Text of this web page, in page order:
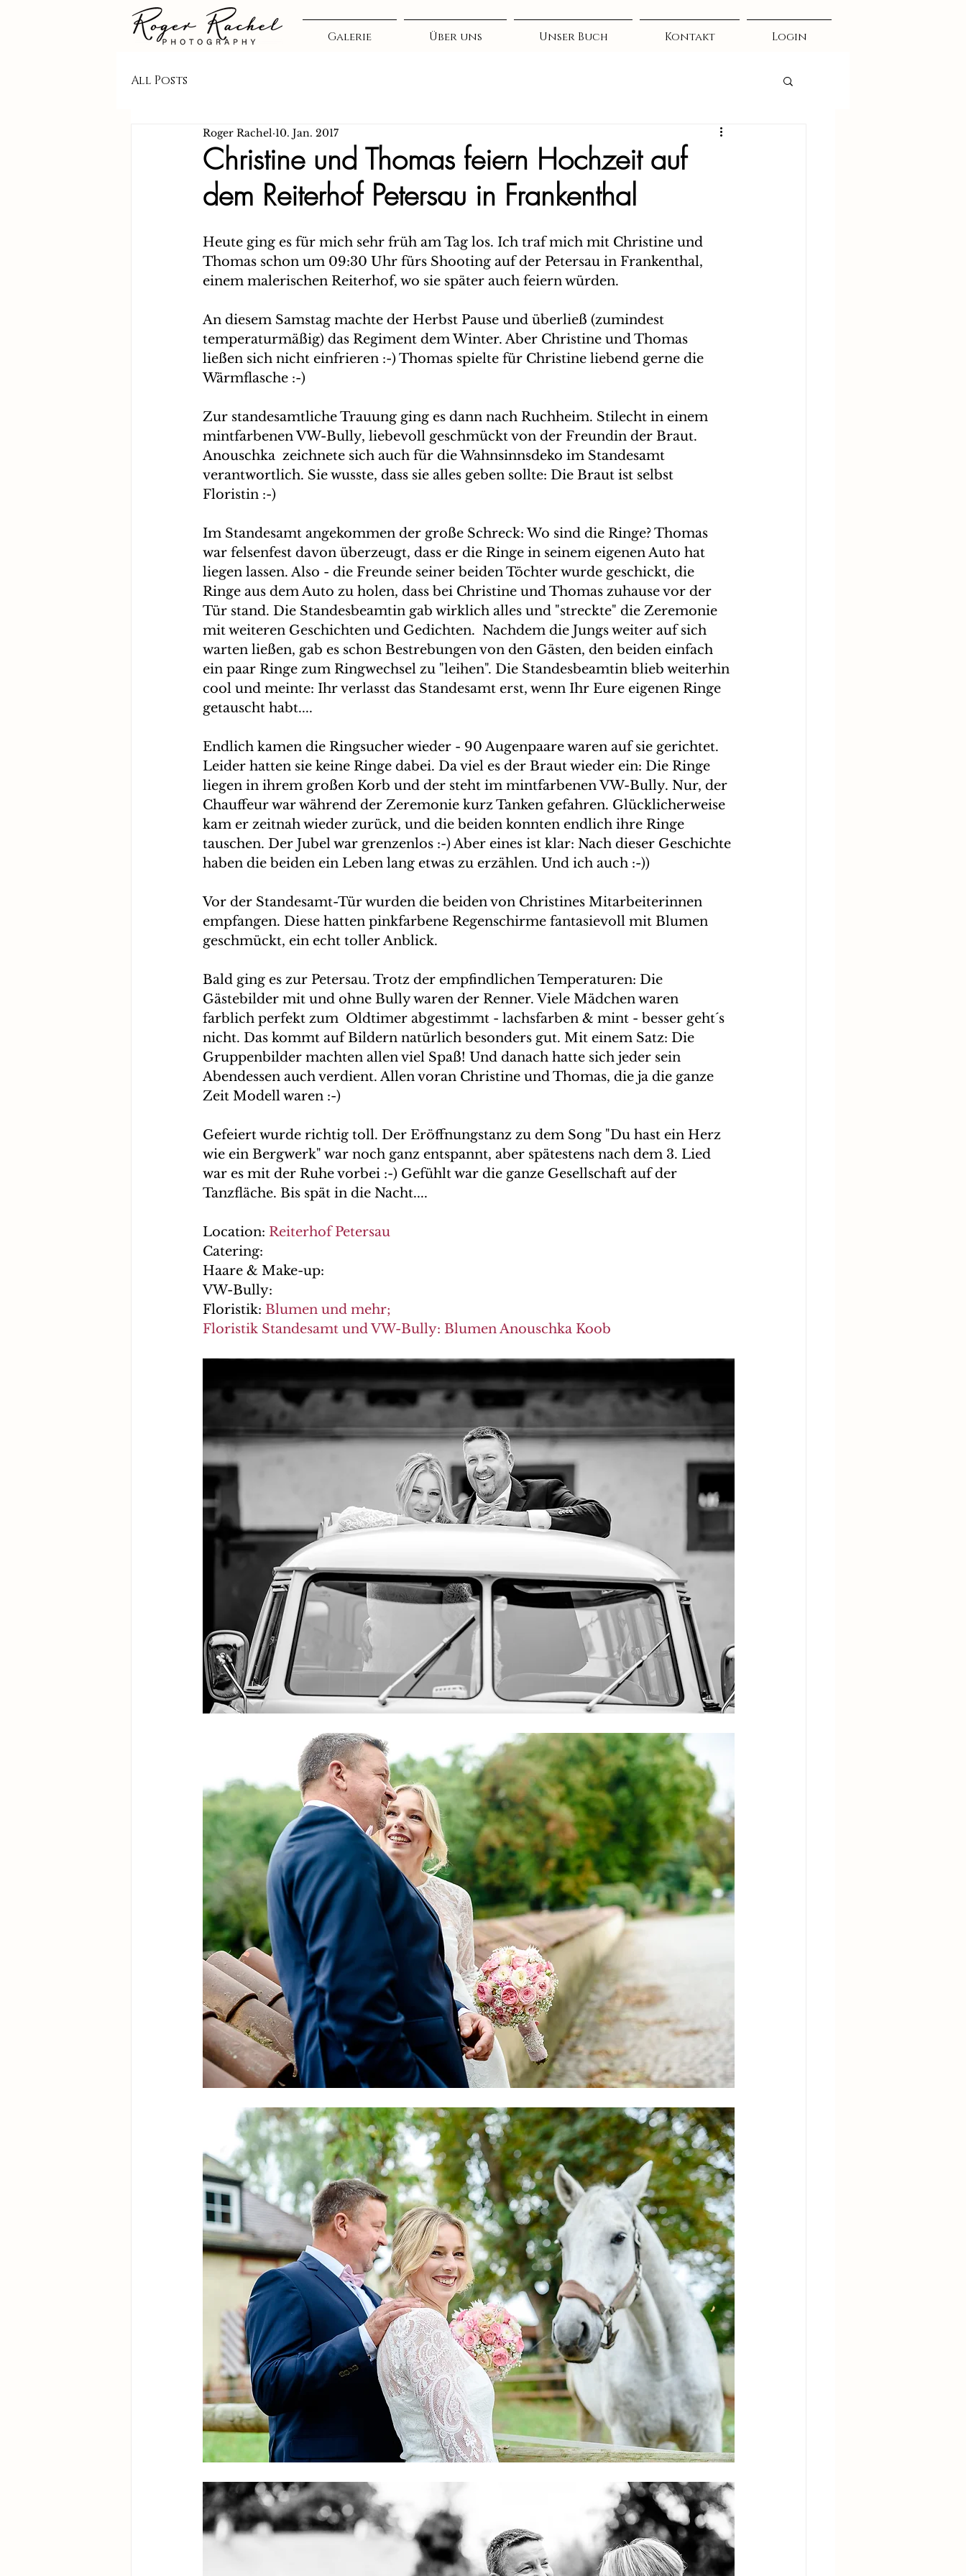
Galerie Über uns Unser Buch Kontakt Login
All Posts
Christine und Thomas feiern Hochzeit auf
dem Reiterhof Petersau in Frankenthal
Roger Rachel 10. Jan. 2017
Heute ging es für mich sehr früh am Tag los. Ich traf mich mit Christine und
Thomas schon um 09:30 Uhr fürs Shooting auf der Petersau in Frankenthal,
einem malerischen Reiterhof, wo sie später auch feiern würden.
An diesem Samstag machte der Herbst Pause und überließ (zumindest
temperaturmäßig) das Regiment dem Winter. Aber Christine und Thomas
ließen sich nicht einfrieren :-) Thomas spielte für Christine liebend gerne die
Wärmflasche :-)
Zur standesamtliche Trauung ging es dann nach Ruchheim. Stilecht in einem
mintfarbenen VW-Bully, liebevoll geschmückt von der Freundin der Braut.
Anouschka  zeichnete sich auch für die Wahnsinnsdeko im Standesamt
verantwortlich. Sie wusste, dass sie alles geben sollte: Die Braut ist selbst
Floristin :-)
Im Standesamt angekommen der große Schreck: Wo sind die Ringe? Thomas
war felsenfest davon überzeugt, dass er die Ringe in seinem eigenen Auto hat
liegen lassen. Also - die Freunde seiner beiden Töchter wurde geschickt, die
Ringe aus dem Auto zu holen, dass bei Christine und Thomas zuhause vor der
Tür stand. Die Standesbeamtin gab wirklich alles und "streckte" die Zeremonie
mit weiteren Geschichten und Gedichten.  Nachdem die Jungs weiter auf sich
warten ließen, gab es schon Bestrebungen von den Gästen, den beiden einfach
ein paar Ringe zum Ringwechsel zu "leihen". Die Standesbeamtin blieb weiterhin
cool und meinte: Ihr verlasst das Standesamt erst, wenn Ihr Eure eigenen Ringe
getauscht habt....
Endlich kamen die Ringsucher wieder - 90 Augenpaare waren auf sie gerichtet.
Leider hatten sie keine Ringe dabei. Da viel es der Braut wieder ein: Die Ringe
liegen in ihrem großen Korb und der steht im mintfarbenen VW-Bully. Nur, der
Chauffeur war während der Zeremonie kurz Tanken gefahren. Glücklicherweise
kam er zeitnah wieder zurück, und die beiden konnten endlich ihre Ringe
tauschen. Der Jubel war grenzenlos :-) Aber eines ist klar: Nach dieser Geschichte
haben die beiden ein Leben lang etwas zu erzählen. Und ich auch :-))
Vor der Standesamt-Tür wurden die beiden von Christines Mitarbeiterinnen
empfangen. Diese hatten pinkfarbene Regenschirme fantasievoll mit Blumen
geschmückt, ein echt toller Anblick.
Bald ging es zur Petersau. Trotz der empfindlichen Temperaturen: Die
Gästebilder mit und ohne Bully waren der Renner. Viele Mädchen waren
farblich perfekt zum  Oldtimer abgestimmt - lachsfarben & mint - besser geht´s
nicht. Das kommt auf Bildern natürlich besonders gut. Mit einem Satz: Die
Gruppenbilder machten allen viel Spaß! Und danach hatte sich jeder sein
Abendessen auch verdient. Allen voran Christine und Thomas, die ja die ganze
Zeit Modell waren :-)
Gefeiert wurde richtig toll. Der Eröffnungstanz zu dem Song "Du hast ein Herz
wie ein Bergwerk" war noch ganz entspannt, aber spätestens nach dem 3. Lied
war es mit der Ruhe vorbei :-) Gefühlt war die ganze Gesellschaft auf der
Tanzfläche. Bis spät in die Nacht....
Location: Reiterhof Petersau
Catering:
Haare & Make-up:
VW-Bully:
Floristik: Blumen und mehr;
Floristik Standesamt und VW-Bully: Blumen Anouschka Koob